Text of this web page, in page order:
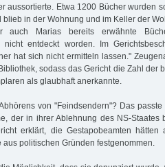
aussortierte. Etwa 1200 Bücher wurden
blieb in der Wohnung und im Keller der
auch Marias bereits erwähnte
nicht entdeckt worden. Im
hat sich nicht ermitteln lassen."
sodass das Gericht die Zahl der
als glaubhaft anerkannte.
von "Feindsendern"? Das
der in ihrer Ablehnung des NS-Staates
erklärt, die Gestapobeamten hätten
politischen Gründen festgenommen.